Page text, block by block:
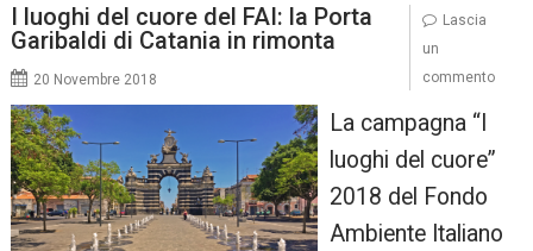
I luoghi del cuore del FAI: la Porta
Garibaldi di Catania in rimonta
20 Novembre 2018
La campagna “I
luoghi del cuore”
2018 del Fondo
Ambiente Italiano
Lascia
un
commento